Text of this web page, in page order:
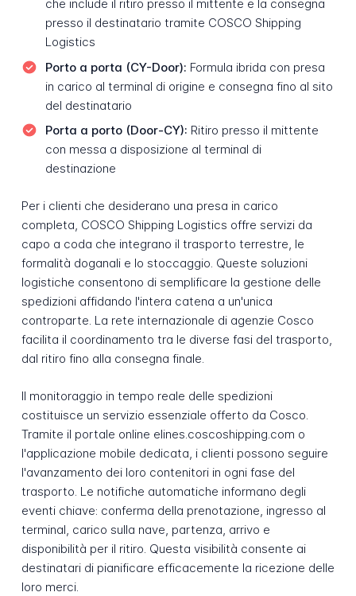
che include il ritiro presso il mittente e la consegna
presso il destinatario tramite COSCO Shipping
Logistics
Porto a porta (CY-Door): Formula ibrida con presa
in carico al terminal di origine e consegna fino al sito
del destinatario
Porta a porto (Door-CY): Ritiro presso il mittente
con messa a disposizione al terminal di
destinazione
Per i clienti che desiderano una presa in carico
completa, COSCO Shipping Logistics offre servizi da
capo a coda che integrano il trasporto terrestre, le
formalità doganali e lo stoccaggio. Queste soluzioni
logistiche consentono di semplificare la gestione delle
spedizioni affidando l'intera catena a un'unica
controparte. La rete internazionale di agenzie Cosco
facilita il coordinamento tra le diverse fasi del trasporto,
dal ritiro fino alla consegna finale.
Il monitoraggio in tempo reale delle spedizioni
costituisce un servizio essenziale offerto da Cosco.
Tramite il portale online elines.coscoshipping.com o
l'applicazione mobile dedicata, i clienti possono seguire
l'avanzamento dei loro contenitori in ogni fase del
trasporto. Le notifiche automatiche informano degli
eventi chiave: conferma della prenotazione, ingresso al
terminal, carico sulla nave, partenza, arrivo e
disponibilità per il ritiro. Questa visibilità consente ai
destinatari di pianificare efficacemente la ricezione delle
loro merci.